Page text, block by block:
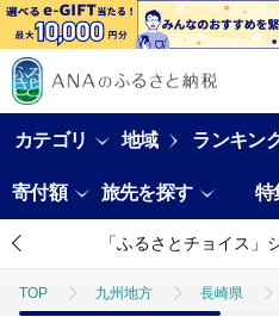
カテゴリ 地域 ランキン
寄付額 旅先を探す 特
「ふるさとチョイス」
TOP 九州地方 長崎県